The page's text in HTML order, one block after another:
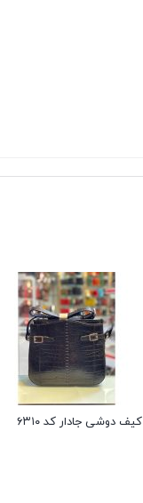
کیف دوشی جادار کد ۶۳۱۰